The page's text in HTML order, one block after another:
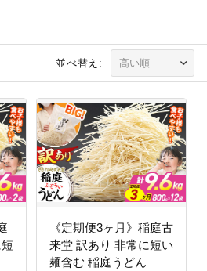
並べ替え:
《定期便3ヶ月》稲庭古
来堂 訳あり 非常に短い
麺含む 稲庭うどん